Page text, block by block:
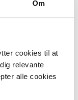
Om
cookies til at
relevante
alle cookies
ret + kr.
inkl. moms
forbeholder